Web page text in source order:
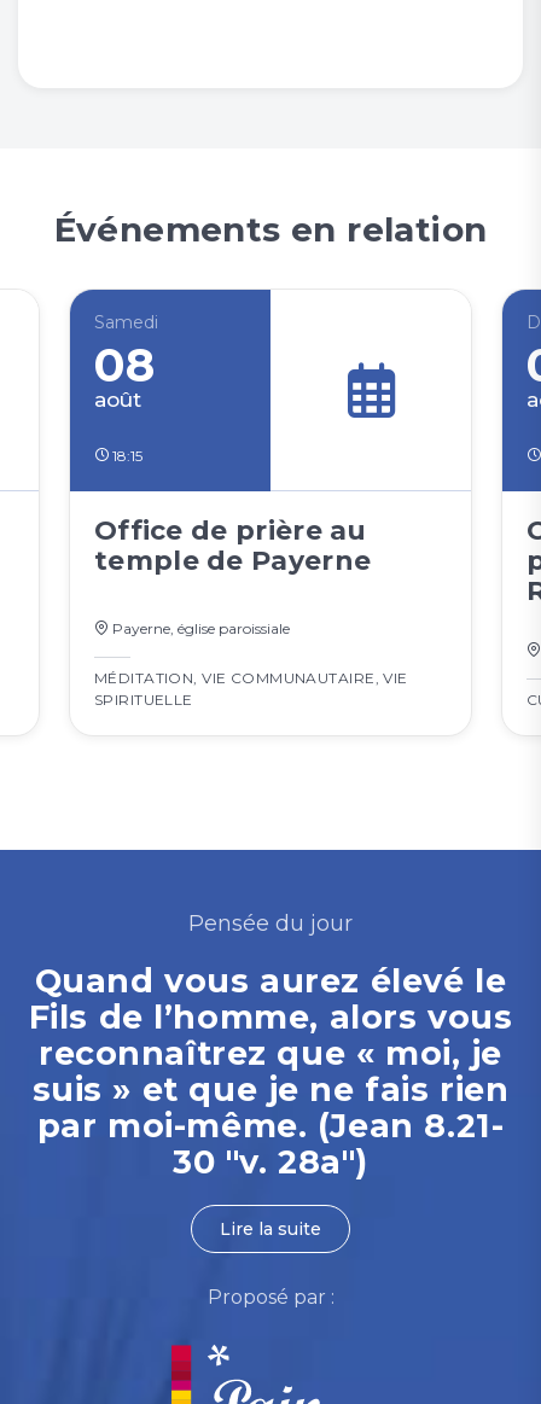
Événements en relation
Samedi
08
août
18:15
Office de prière au
temple de Payerne
Payerne, église paroissiale
MÉDITATION,VIE COMMUNAUTAIRE,VIE
SPIRITUELLE
Pensée du jour
Quand vous aurez élevé le
Fils de l’homme, alors vous
reconnaîtrez que « moi, je
suis » et que je ne fais rien
par moi-même. (Jean 8.21-
30 "v. 28a")
Lire la suite
Proposé par :